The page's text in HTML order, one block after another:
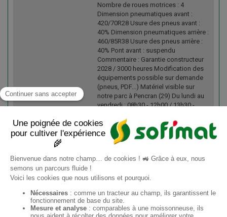
Nombre de roues motrices : 4
Dimension pneumatiques avant :
420/70R28 Usure des pneus avant :
40% Dimension pneumatiques arrière :
460/85R38 Usure des pneus arrière :
40% Pont avant : suspendu
Commentaire : Garantie constructeur
2028 / 3000 heures Modification des
équipements possible sur demande
(pneus, PDF...) Matériel visible sur
notre parc à Pencran (29) Du lundi au
vendredi : 08h30 - 12h00 / 13h30 -
Créneaux en dehors de ces horaires
(sur RDV) Transport : Solution de
livraison possible (nous consulter)
ES